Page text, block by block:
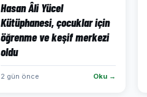
Hasan Âli Yücel
Kütüphanesi, çocuklar için
öğrenme ve keşif merkezi
oldu
2 gün önce Oku →